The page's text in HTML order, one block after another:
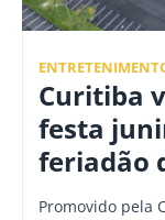
Curitiba
festa
feriadão
Promovido pela